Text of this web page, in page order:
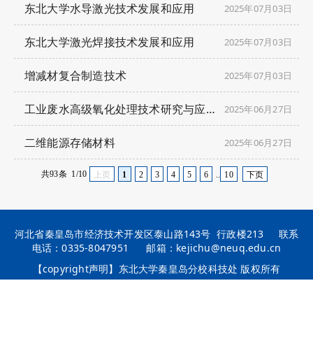
东北大学水导激光技术发展和应用 2025年07月03日
东北大学激光焊接技术发展和应用 2025年07月03日
增减材复合制造技术 2025年07月03日
工业废水高级氧化处理技术研究与应用 2025年06月27日
二维能源存储材料 2025年06月27日
共93条 1/10 上页 1 2 3 4 5 6 .. 10 下页
河北省秦皇岛市经济技术开发区泰山路143号 行政楼213
联系
电话：0335-8047951
邮箱：kejichu@neuq.edu.cn
【copyright声明】东北大学秦皇岛分校科技处 版权所有